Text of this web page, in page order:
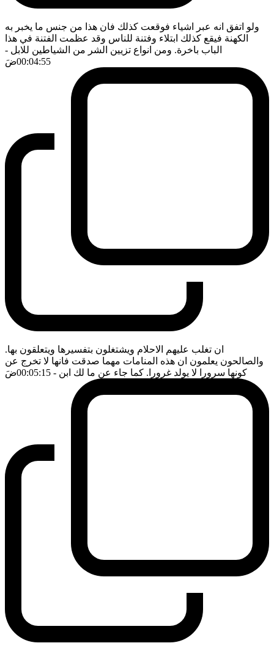
ولو اتفق انه عبر اشياء فوقعت كذلك فان هذا من جنس ما يخبر به
الكهنة فيقع كذلك ابتلاء وفتنة للناس وقد عظمت الفتنة في هذا
الباب باخرة. ومن انواع تزيين الشر من الشياطين للابل -
00:04:55ضَ
ان تغلب عليهم الاحلام ويشتغلون بتفسيرها ويتعلقون بها.
والصالحون يعلمون ان هذه المنامات مهما صدقت فانها لا تخرج عن
كونها سرورا لا يولد غرورا. كما جاء عن ما لك ابن - 00:05:15 ضَ